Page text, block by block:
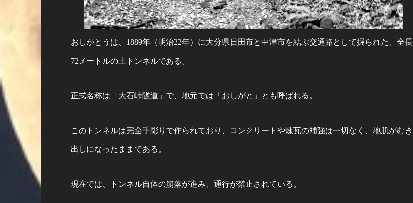
おしがとうは、1889年（明治22年）に大分県日田市と中津市を結ぶ交通路として掘られた、全長
72メートルの土トンネルである。
正式名称は「大石峠隧道」で、地元では「おしがと」とも呼ばれる。
このトンネルは完全手彫りで作られており、コンクリートや煉瓦の補強は一切なく、地肌がむき
出しになったままである。
現在では、トンネル自体の崩落が進み、通行が禁止されている。